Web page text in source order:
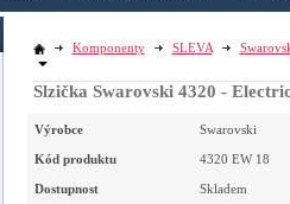
Komponenty SLEVA
Slzička Swarovski 4320 -
Výrobce Swarovski
Kód produktu 4320 EW 18
Dostupnost Skladem